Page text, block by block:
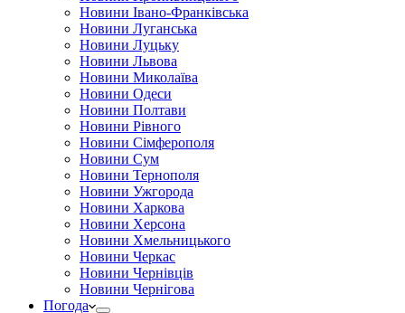
Новини Івано-Франківська
Новини Луганська
Новини Луцьку
Новини Львова
Новини Миколаїва
Новини Одеси
Новини Полтави
Новини Рівного
Новини Сімферополя
Новини Сум
Новини Тернополя
Новини Ужгорода
Новини Харкова
Новини Херсона
Новини Хмельницького
Новини Черкас
Новини Чернівців
Новини Чернігова
Погода